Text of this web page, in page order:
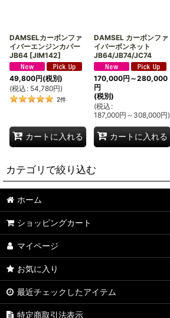
DAMSELカーボンファ
イバーエンジンカバー
JB64 [JIM142]
49,800円(税別)
(税込 : 54,780円)
2件
カートに入れる
DAMSEL カーボンファ
イバーボンネット
JB64/JB74/JC74
170,000円 ～280,000
円
(税別)
(税込 :
187,000円 ～308,000円)
カートに入れる
カテゴリで絞り込む
スズキ (全商品)
駆動系
排気系
サスペンション
ホーム
ショッピングカート
マイページ
お気に入り
最近チェックしたアイテム
特定商取引法表示